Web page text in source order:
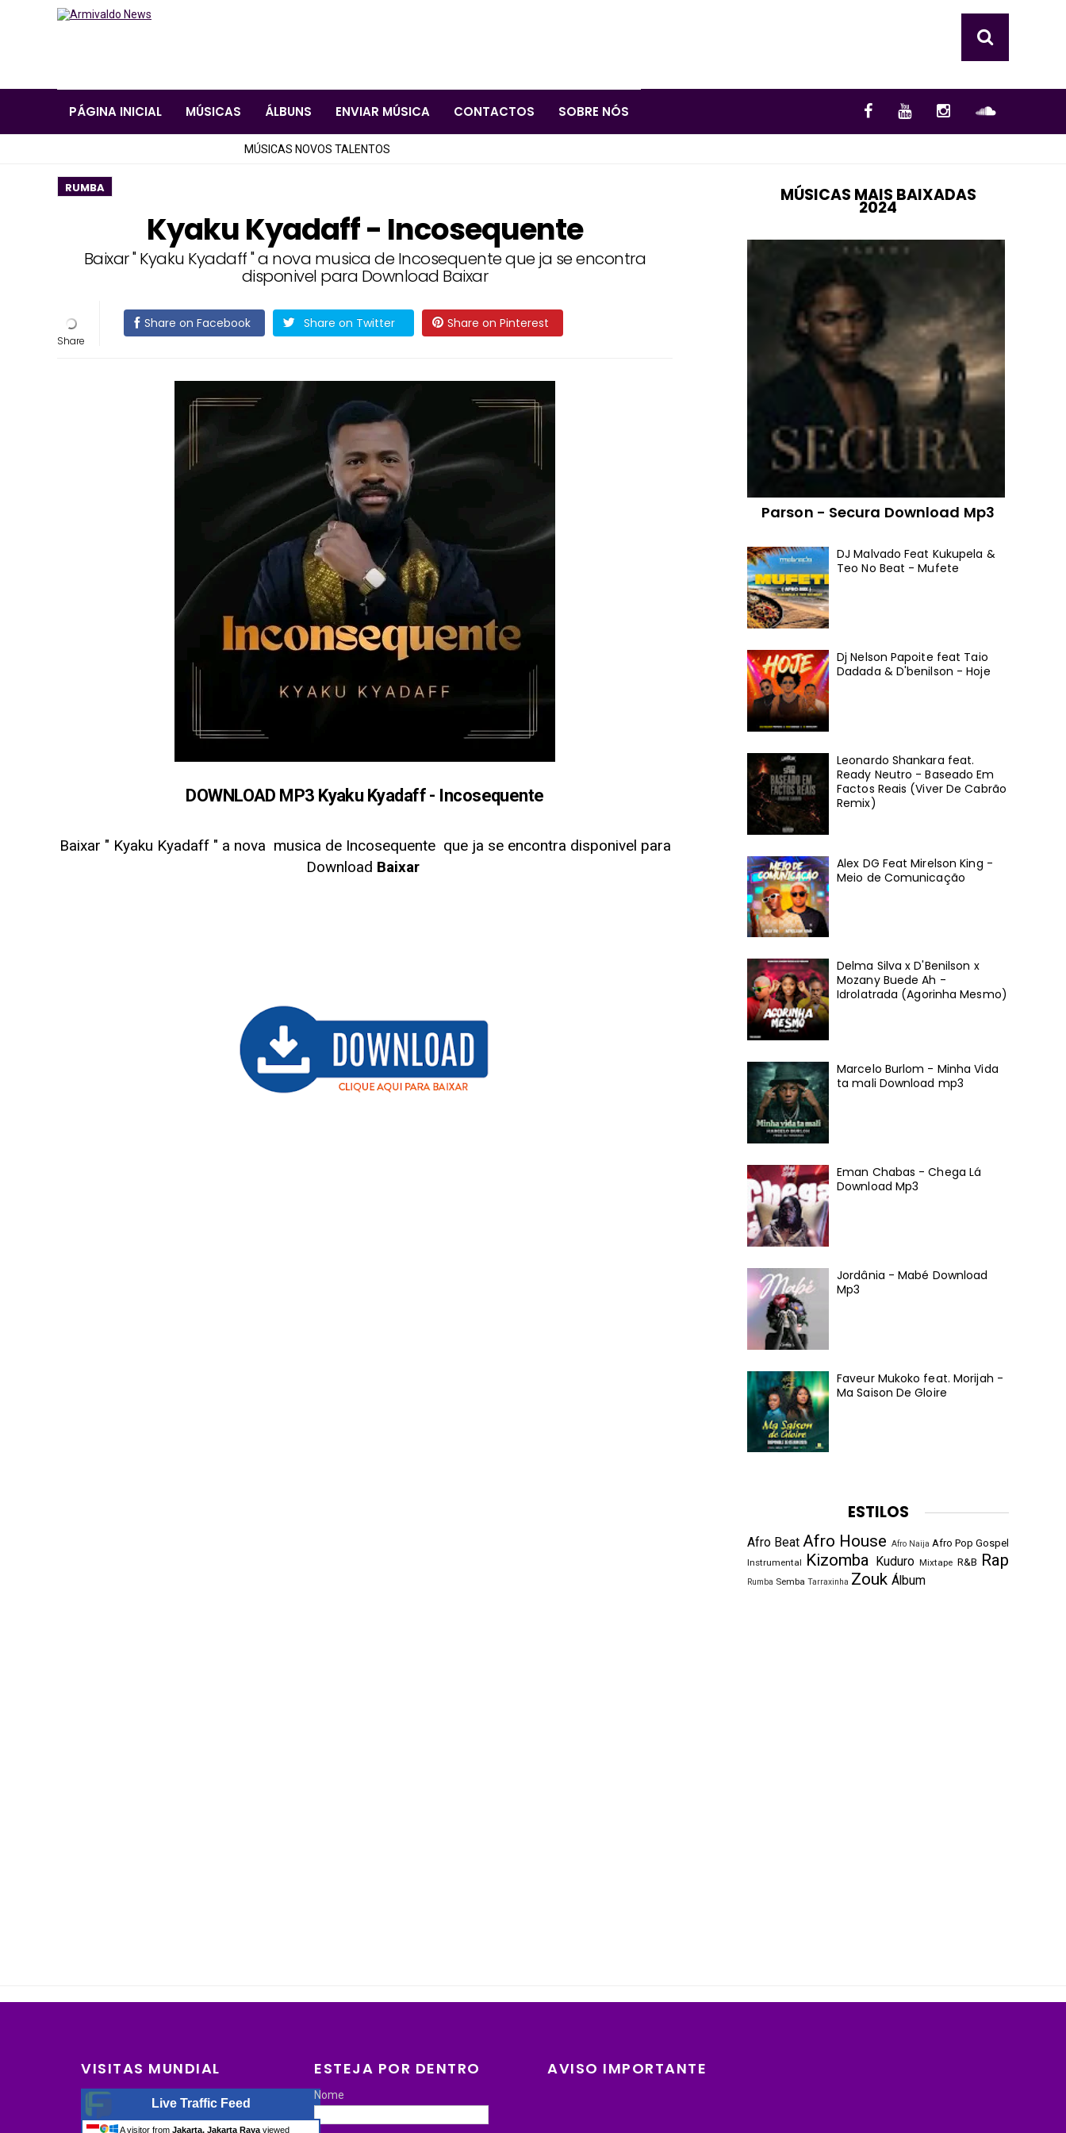
PÁGINA INICIAL MÚSICAS ÁLBUNS ENVIAR MÚSICA CONTACTOS SOBRE NÓS
MÚSICAS NOVOS TALENTOS
RUMBA
Kyaku Kyadaff - Incosequente
Baixar " Kyaku Kyadaff " a nova musica de Incosequente que ja se encontra
disponivel para Download Baixar
Share on Facebook Share on Twitter Share on Pinterest
DOWNLOAD MP3 Kyaku Kyadaff - Incosequente
Baixar " Kyaku Kyadaff" a nova musica de Incosequente que ja se encontra disponivel para
Download Baixar
MÚSICAS MAIS BAIXADAS
2024
Parson - Secura Download Mp3
DJ Malvado Feat Kukupela &
Teo No Beat - Mufete
Dj Nelson Papoite feat Taio
Dadada & D'benilson - Hoje
Leonardo Shankara feat.
Ready Neutro - Baseado Em
Factos Reais (Viver De Cabrão
Remix)
Alex DG Feat Mirelson King -
Meio de Comunicação
Delma Silva x D'Benilson x
Mozany Buede Ah -
Idrolatrada (Agorinha Mesmo)
Marcelo Burlom - Minha Vida
ta mali Download mp3
Eman Chabas - Chega Lá
Download Mp3
Jordânia - Mabé Download
Mp3
Faveur Mukoko feat. Morijah -
Ma Saison De Gloire
ESTILOS
Afro Beat Afro House Afro Naija Afro Pop Gospel
Instrumental Kizomba Kuduro Mixtape R&B Rap
Rumba Semba Tarraxinha Zouk Álbum
VISITAS MUNDIAL
Live Traffic Feed
A visitor from Jakarta, Jakarta Raya viewed
ESTEJA POR DENTRO
Nome
AVISO IMPORTANTE